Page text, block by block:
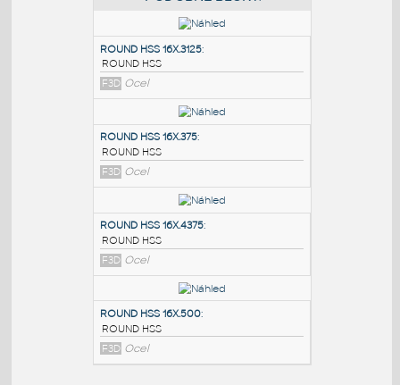
PODOBNÉ BLOKY:
ROUND HSS 16X.3125
ROUND HSS
F3D Ocel
ROUND HSS 16X.375
ROUND HSS
F3D Ocel